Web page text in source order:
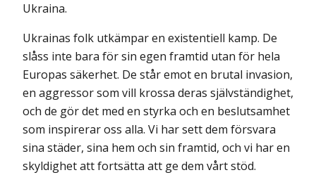
Ukraina.
Ukrainas folk utkämpar en existentiell kamp. De
slåss inte bara för sin egen framtid utan för hela
Europas säkerhet. De står emot en brutal inva­sion,
en aggressor som vill krossa deras självständighet,
och de gör det med en styrka och en beslutsamhet
som inspirerar oss alla. Vi har sett dem försvara
sina städer, sina hem och sin framtid, och vi har en
skyldighet att fortsätta att ge dem vårt stöd.